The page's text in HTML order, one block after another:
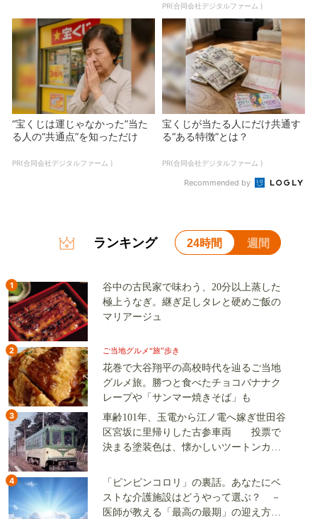
PR(合同会社デジタルファーム )
“宝くじは運じゃなかった”当た
る人の“共通点”を知っただけ
PR(合同会社デジタルファーム )
宝くじが当たる人にだけ共通す
る“ある特徴”とは？
PR(合同会社デジタルファーム )
Recommended by
ランキング 24時間 週間
1
谷中の古民家で味わう、20分以上蒸した
極上うなぎ。継ぎ足しタレと硬めご飯の
マリアージュ
2 ご当地グルメ“旅”歩き
花巻で大谷翔平の高校時代を辿るご当地
グルメ旅。勝つと食べたチョコバナナク
レープや「サンマー焼きそば」も
3
車齢101年、玉電から江ノ電へ嫁ぎ世田谷
区宮坂に里帰りした古参車両 投票で
決まる塗装色は、懐かしいツートンカラ
4
「ピンピンコロリ」の裏話。あなたにベ
ストな介護施設はどうやって選ぶ？ －
医師が教える「最高の最期」の迎え方